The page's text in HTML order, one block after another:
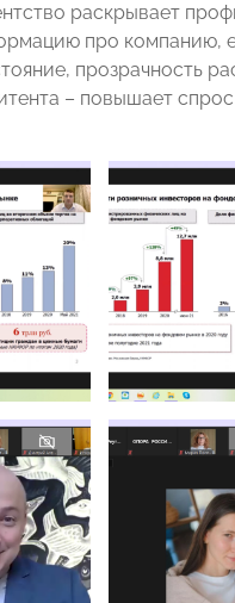
раскрывает
про компанию,
прозрачность
– повышает спрос